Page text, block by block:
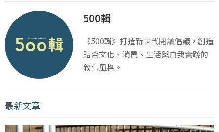
500輯
《500輯》打造新世代閱讀倡議，創造
貼合文化、消費、生活與自我實踐的
敘事風格。
最新文章